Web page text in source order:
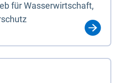
für Wasserwirtschaft,